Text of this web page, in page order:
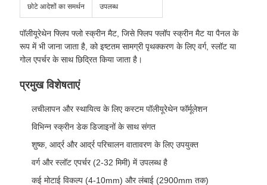
छोटे आदेशों का समर्थन उपलब्ध
पॉलीयूरेथेन फ्लिप फ्लो स्क्रीन मैट, जिसे फ्लिप फ्लॉप स्क्रीन मैट या पैनल के
रूप में भी जाना जाता है, को इष्टतम सामग्री पृथक्करण के लिए वर्ग, स्लॉट या
गोल एपर्चर के साथ छिद्रित किया जाता है।
प्रमुख विशेषताएं
लचीलापन और स्थायित्व के लिए कस्टम पॉलीयूरेथेन फॉर्मूलेशन
विभिन्न स्क्रीन डेक डिजाइनों के साथ संगत
शुष्क, आर्द्र और आर्द्र परिचालन वातावरण के लिए उपयुक्त
वर्ग और स्लॉट एपर्चर (2-32 मिमी) में उपलब्ध है
कई मोटाई विकल्प (4-10mm) और लंबाई (2900mm तक)